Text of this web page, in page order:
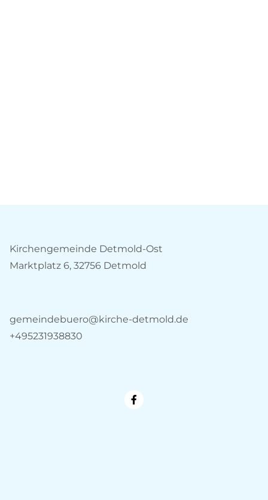
Kirchengemeinde Detmold-Ost
Marktplatz 6, 32756 Detmold
gemeindebuero@kirche-detmold.de
+495231938830